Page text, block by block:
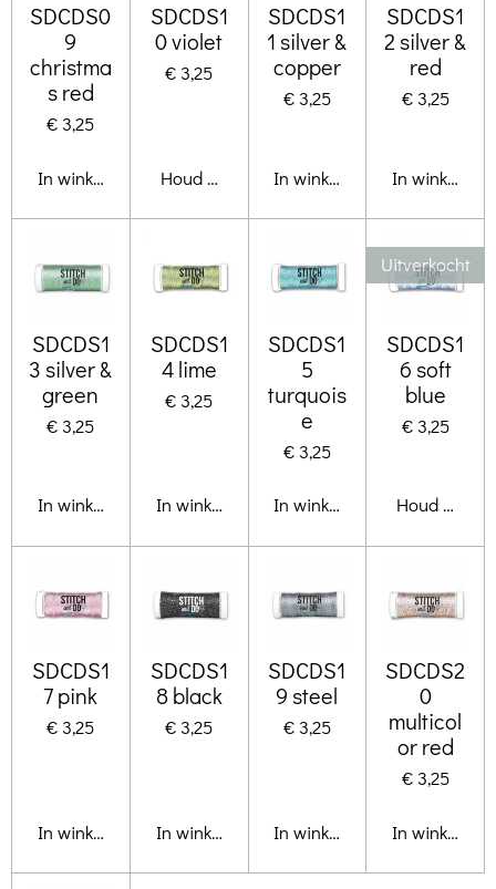
SDCDS0
9
christma
s red
€ 3,25
In winkelwagen
SDCDS1
0 violet
€ 3,25
Houd mij op de hoogte
SDCDS1
1 silver &
copper
€ 3,25
In winkelwagen
SDCDS1
2 silver &
red
€ 3,25
In
SDCDS1
3 silver &
green
€ 3,25
In winkelwagen
SDCDS1
4 lime
€ 3,25
In winkelwagen
SDCDS1
5
turquois
e
€ 3,25
In winkelwagen
Uitverkocht
SDCDS1
6 soft
blue
€ 3,25
Houd mij
SDCDS1
7 pink
€ 3,25
In winkelwagen
SDCDS1
8 black
€ 3,25
In winkelwagen
SDCDS1
9 steel
€ 3,25
In winkelwagen
SDCDS2
0
multicol
or red
€ 3,25
In